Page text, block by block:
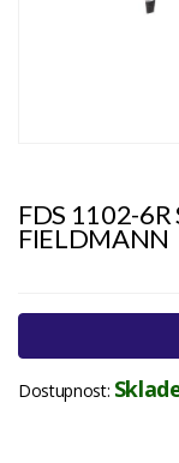
FDS 1102-
FIELDMANN
Dostupnost: